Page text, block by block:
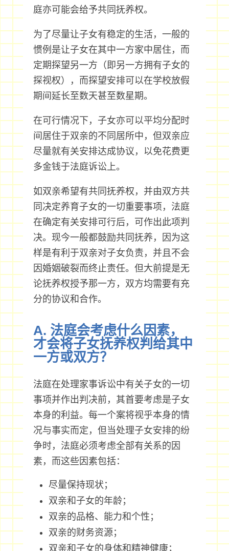
庭亦可能会给予共同抚养权。
为了尽量让子女有稳定的生活，一般的
惯例是让子女在其中一方家中居住，而
定期探望另一方（即另一方拥有子女的
探视权），而探望安排可以在学校放假
期间延长至数天甚至数星期。
在可行情况下，子女亦可以平均分配时
间居住于双亲的不同居所中，但双亲应
尽量就有关安排达成协议，以免花费更
多金钱于法庭诉讼上。
如双亲希望有共同抚养权，并由双方共
同决定养育子女的一切重要事项，法庭
在确定有关安排可行后，可作出此项判
决。现今一般都鼓励共同抚养，因为这
样是有利于双亲对子女负责，并且不会
因婚姻破裂而终止责任。但大前提是无
论抚养权授予那一方，双方均需要有充
分的协议和合作。
A. 法庭会考虑什么因素，
才会将子女抚养权判给其中
一方或双方？
法庭在处理家事诉讼中有关子女的一切
事项并作出判决前，其首要考虑是子女
本身的利益。每一个案将视乎本身的情
况与事实而定，但当处理子女安排的纷
争时，法庭必须考虑全部有关系的因
素，而这些因素包括：
尽量保持现状；
双亲和子女的年龄；
双亲的品格、能力和个性；
双亲的财务资源；
双亲和子女的身体和精神健康；